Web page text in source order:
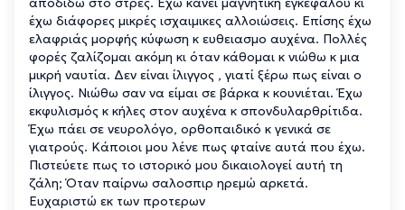
έχω διάφορες μικρές ισχαιμικες αλλοιώσεις. Επίσης έχω
ελαφριάς μορφής κύφωση κ ευθειασμο αυχένα. Πολλές
φορές ζαλίζομαι ακόμη κι όταν κάθομαι κ νιώθω κ μια
μικρή ναυτία. Δεν είναι ίλιγγος , γιατί ξέρω πως είναι ο
ίλιγγος. Νιώθω σαν να είμαι σε βάρκα κ κουνιέται. Έχω
εκφυλισμός κ κήλες στον αυχένα κ σπονδυλαρθρίτιδα.
Έχω πάει σε νευρολόγο, ορθοπαιδικό κ γενικά σε
γιατρούς. Κάποιοι μου λένε πως φταίνε αυτά που έχω.
Πιστεύετε πως το ιστορικό μου δικαιολογεί αυτή τη
ζάλη; Όταν παίρνω σαλοσπιρ ηρεμώ αρκετά.
Ευχαριστώ εκ των προτερων